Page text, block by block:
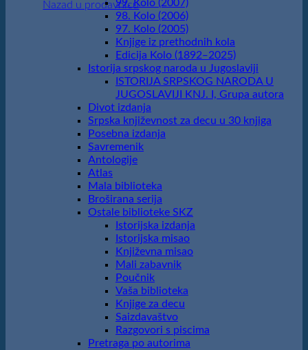
Nazad u prodavnicu99. Kolo (2007)
98. Kolo (2006)
97. Kolo (2005)
Knjige iz prethodnih kola
Edicija Kolo (1892‒2025)
Istorija srpskog naroda u Jugoslaviji
ISTORIJA SRPSKOG NARODA U
JUGOSLAVIJI KNJ. I, Grupa autora
Divot izdanja
Srpska književnost za decu u 30 knjiga
Posebna izdanja
Savremenik
Antologije
Atlas
Mala biblioteka
Broširana serija
Ostale biblioteke SKZ
Istorijska izdanja
Istorijska misao
Književna misao
Mali zabavnik
Poučnik
Vaša biblioteka
Knjige za decu
Saizdavaštvo
Razgovori s piscima
Pretraga po autorima